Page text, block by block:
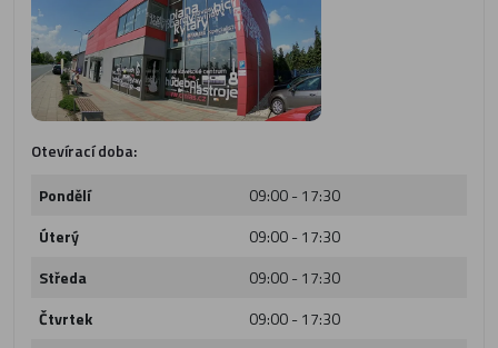
Otevírací doba:
Pondělí
09:00 - 17:30
Úterý
09:00 - 17:30
Středa
09:00 - 17:30
Čtvrtek
09:00 - 17:30